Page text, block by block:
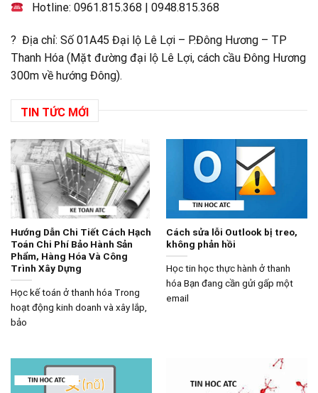
Hotline:0961.815.368 |0948.815.368
? Địa chỉ: Số 01A45 Đại lộ Lê Lợi – P.Đông Hương – TP
Thanh Hóa (Mặt đường đại lộ Lê Lợi, cách cầu Đông Hương
300m về hướng Đông).
TIN TỨC MỚI
Hướng Dẫn Chi Tiết Cách Hạch
Toán Chi Phí Bảo Hành Sản
Phẩm, Hàng Hóa Và Công
Trình Xây Dựng
Học kế toán ở thanh hóa Trong
hoạt động kinh doanh và xây lắp,
bảo
Cách sửa lỗi Outlook bị treo,
không phản hồi
Học tin học thực hành ở thanh
hóa Bạn đang cần gửi gấp một
email